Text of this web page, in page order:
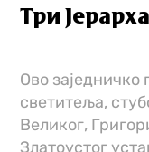
Три Јерарха
Ово
светитеља,
Великог,
Златоустог